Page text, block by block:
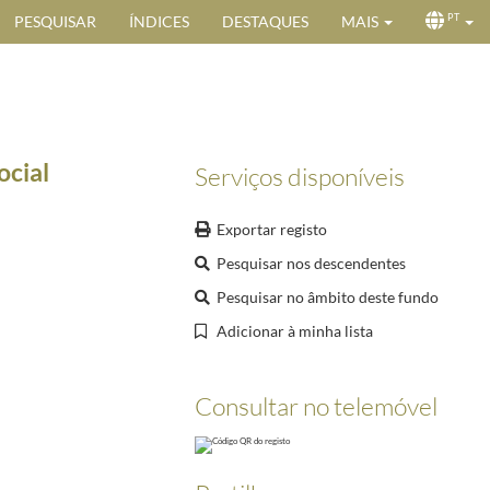
PESQUISAR ÍNDICES DESTAQUES MAIS PT
Serviços disponíveis
Exportar registo
Pesquisar nos descendentes
Pesquisar no âmbito deste fundo
Adicionar à minha lista
Consultar no telemóvel